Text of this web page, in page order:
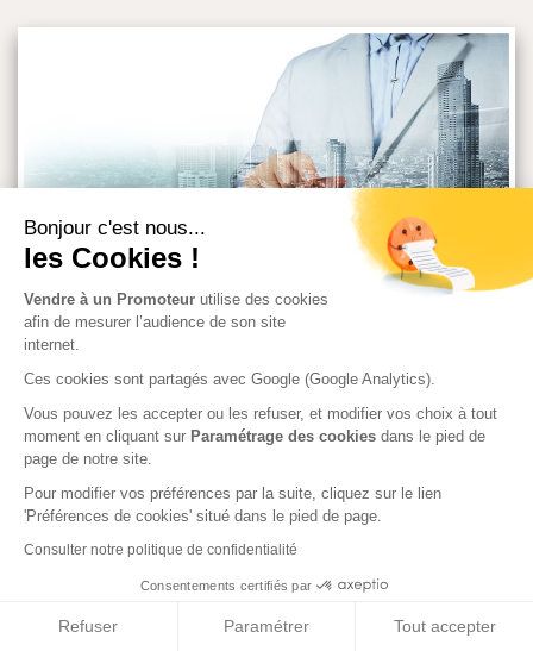
Bonjour c'est nous...
les Cookies !
Vendre à un Promoteur utilise des cookies
afin de mesurer l’audience de son site
internet.
Ces cookies sont partagés avec Google (Google Analytics).
Vous pouvez les accepter ou les refuser, et modifier vos choix à tout
moment en cliquant sur Paramétrage des cookies dans le pied de
page de notre site.
Pour modifier vos préférences par la suite, cliquez sur le lien
'Préférences de cookies' situé dans le pied de page.
Consulter notre politique de confidentialité
Consentements certifiés par
Refuser Paramétrer Tout accepter
Le promoteur immobilier : l’expertise est la clé du succès d'un